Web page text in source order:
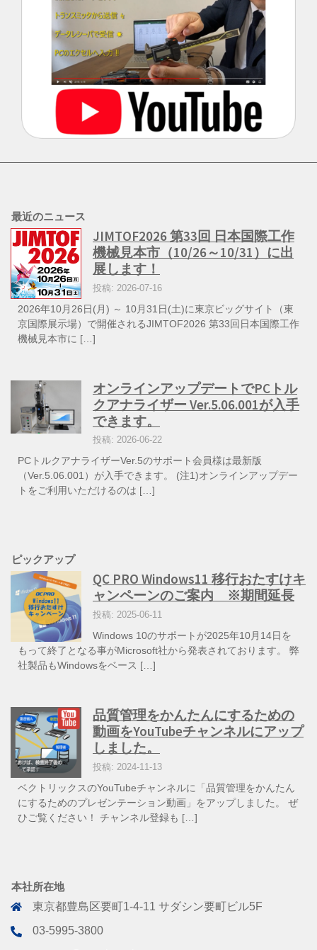
最近のニュース
JIMTOF2026 第33回 日本国際工作
機械見本市（10/26～10/31）に出
展します！
投稿: 2026-07-16
2026年10月26日(月) ～ 10月31日(土)に東京ビッグサイト（東
京国際展示場）で開催されるJIMTOF2026 第33回日本国際工作
機械見本市に […]
オンラインアップデートでPCトル
クアナライザー Ver.5.06.001が入手
できます。
投稿: 2026-06-22
PCトルクアナライザーVer.5のサポート会員様は最新版
（Ver.5.06.001）が入手できます。 (注1)オンラインアップデー
トをご利用いただけるのは […]
ピックアップ
QC PRO Windows11 移行おたすけキ
ャンペーンのご案内 ※期間延長
投稿: 2025-06-11
Windows 10のサポートが2025年10月14日を
もって終了となる事がMicrosoft社から発表されております。 弊
社製品もWindowsをベース […]
品質管理をかんたんにするための
動画をYouTubeチャンネルにアップ
しました。
投稿: 2024-11-13
ベクトリックスのYouTubeチャンネルに「品質管理をかんたん
にするためのプレゼンテーション動画」をアップしました。 ぜ
ひご覧ください！ チャンネル登録も […]
本社所在地
東京都豊島区要町1-4-11 サダシン要町ビル5F
03-5995-3800